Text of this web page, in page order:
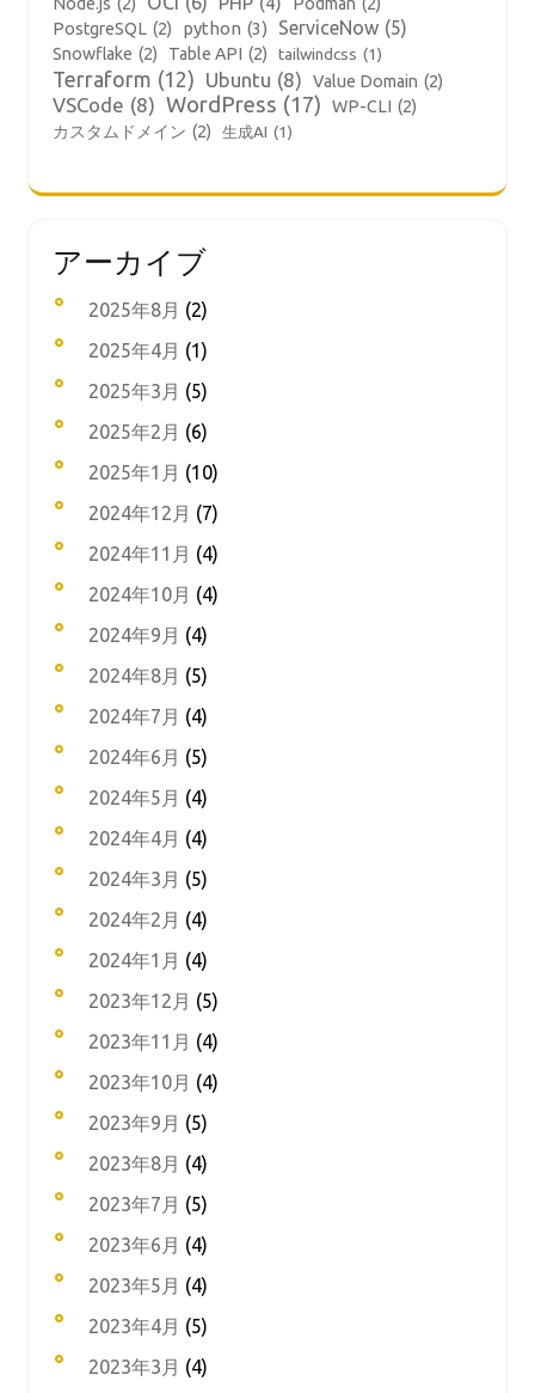
PostgreSQL (2) python (3) ServiceNow (5)
Snowflake (2) Table API (2) tailwindcss (1)
Terraform (12) Ubuntu (8) Value Domain (2)
VSCode (8) WordPress (17) WP-CLI (2)
カスタムドメイン (2) 生成AI (1)
アーカイブ
2025年8月 (2)
2025年4月 (1)
2025年3月 (5)
2025年2月 (6)
2025年1月 (10)
2024年12月 (7)
2024年11月 (4)
2024年10月 (4)
2024年9月 (4)
2024年8月 (5)
2024年7月 (4)
2024年6月 (5)
2024年5月 (4)
2024年4月 (4)
2024年3月 (5)
2024年2月 (4)
2024年1月 (4)
2023年12月 (5)
2023年11月 (4)
2023年10月 (4)
2023年9月 (5)
2023年8月 (4)
2023年7月 (5)
2023年6月 (4)
2023年5月 (4)
2023年4月 (5)
2023年3月 (4)